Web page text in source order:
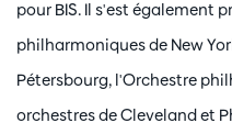
pour BIS. Il s'est également
philharmoniques de New
Pétersbourg, l'Orchestre
orchestres de Cleveland et